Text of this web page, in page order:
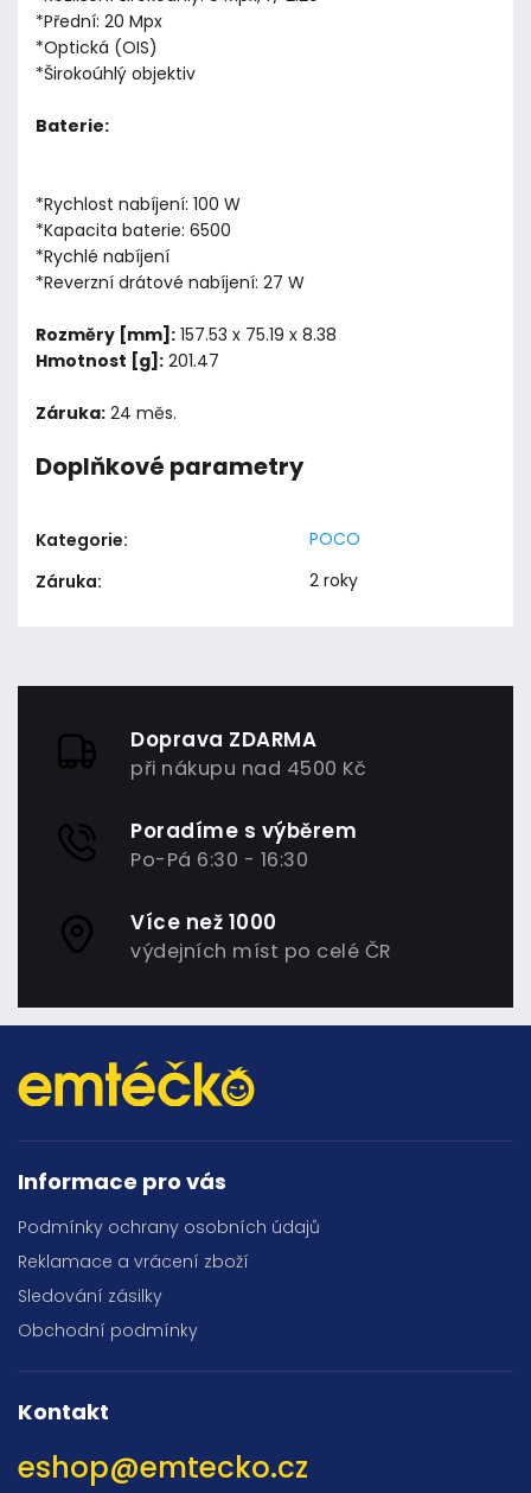
*Přední: 20 Mpx
*Optická (OIS)
*Širokoúhlý objektiv
Baterie:
*Rychlost nabíjení: 100 W
*Kapacita baterie: 6500
*Rychlé nabíjení
*Reverzní drátové nabíjení: 27 W
Rozměry [mm]: 157.53 x 75.19 x 8.38
Hmotnost [g]: 201.47
Záruka: 24 měs.
Doplňkové parametry
Kategorie:
POCO
Záruka: 2 roky
Doprava ZDARMA
při nákupu nad 4500 Kč
Poradíme s výběrem
Po-Pá 6:30 - 16:30
Více než 1000
výdejních míst po celé ČR
Informace pro vás
Podmínky ochrany osobních údajů
Reklamace a vrácení zboží
Sledování zásilky
Obchodní podmínky
Kontakt
eshop@emtecko.cz